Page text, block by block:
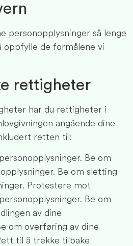
personopplysninger så lenge
de formålene vi
rettigheter
har du rettigheter i
angående dine
retten til:
Be om
Be om sletting
Protestere mot
Be om
av dine
om overføring av dine
til å trekke tilbake